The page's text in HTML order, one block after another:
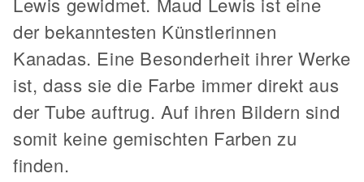
der bekanntesten Künstlerinnen
Kanadas. Eine Besonderheit ihrer Werke
ist, dass sie die Farbe immer direkt aus
der Tube auftrug. Auf ihren Bildern sind
somit keine gemischten Farben zu
finden.